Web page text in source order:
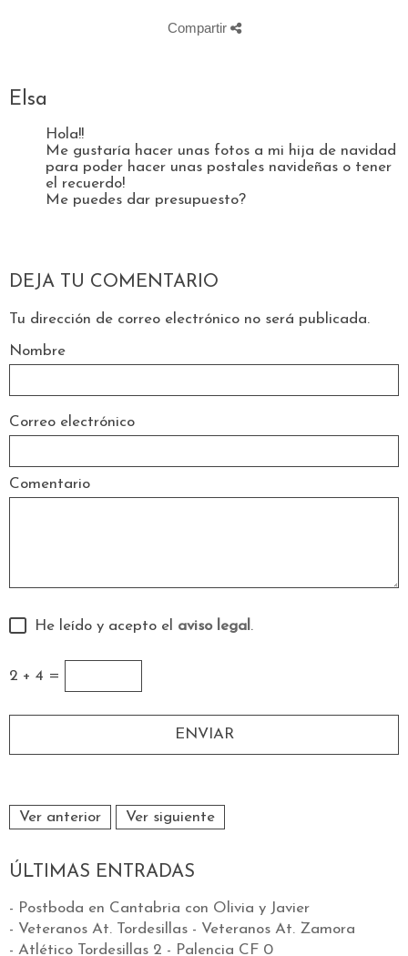
Compartir
Elsa
Hola!!
Me gustaría hacer unas fotos a mi hija de navidad
para poder hacer unas postales navideñas o tener
el recuerdo!
Me puedes dar presupuesto?
DEJA TU COMENTARIO
Tu dirección de correo electrónico no será publicada.
Nombre
Correo electrónico
Comentario
He leído y acepto el aviso legal .
2 + 4 =
Ver anterior Ver siguiente
ÚLTIMAS ENTRADAS
- Postboda en Cantabria con Olivia y Javier
- Veteranos At. Tordesillas - Veteranos At. Zamora
- Atlético Tordesillas 2 - Palencia CF 0